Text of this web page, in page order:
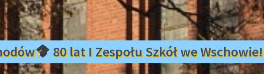
80 lat I Zespołu Szkół we Wschowie!